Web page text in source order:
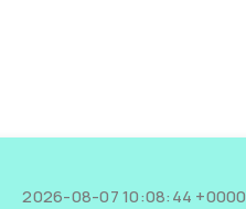
2026-08-07 10:08:44 +0000